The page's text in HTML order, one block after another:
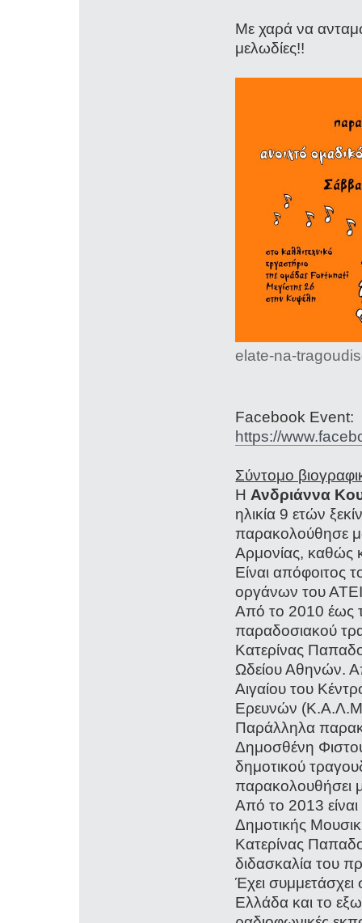
Με χαρά να
μελωδίες!!
elate-na-
Facebook Event:
https://
Σύντομο
Η Ανδριάννα
ηλικία 9 ετών
παρακολούθησε
Αρμονίας, καθώς
Είναι απόφοιτος
οργάνων του
Από το 2010 έως
παραδοσιακού
Κατερίνας
Ωδείου Αθηνών.
Αιγαίου του
Ερευνών
Παράλληλα
Δημοσθένη
δημοτικού
παρακολουθήσει
Από το 2013
Δημοτικής
Κατερίνας
διδασκαλία του
Έχει
Ελλάδα και το